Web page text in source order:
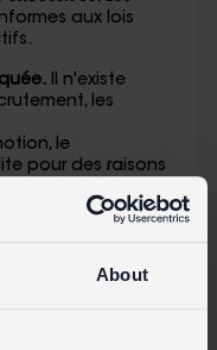
About
aux lois
Il n'existe
les
le
pour des raisons
doivent être